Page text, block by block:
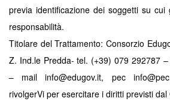
previa identificazione dei soggetti su
responsabilità.
Titolare del Trattamento: Consorzio
Z. Ind.le Predda- tel. (+39) 079 292787
– mail info@edugov.it, pec
rivolgerVi per esercitare i diritti previsti dal